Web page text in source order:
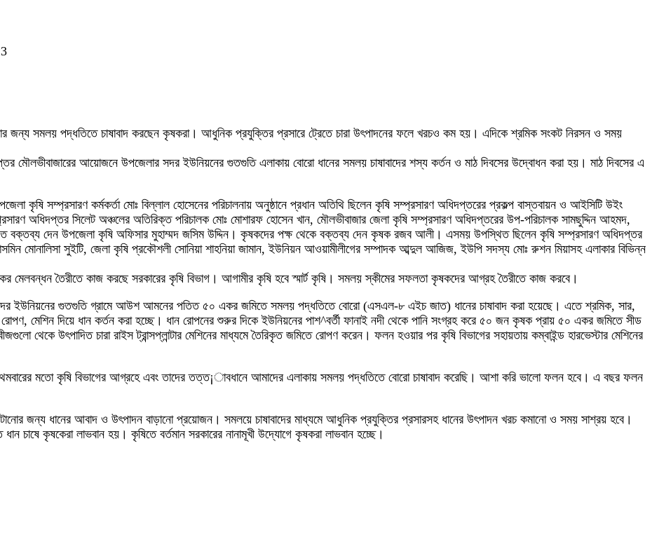
জন্য সমলয় পদ্ধতিতে চাষাবাদ করছেন কৃষকরা। আধুনিক প্রযুক্তির প্রসারে ট্রেতে চারা উৎপাদনের ফলে খরচও কম হয়। এদিকে শ্রমিক সংকট নিরসন ও সময়
মৌলভীবাজারের আয়োজনে উপজেলার সদর ইউনিয়নের গুতগুতি এলাকায় বোরো ধানের সমলয় চাষাবাদের শস্য কর্তন ও মাঠ দিবসের উদ্বোধন করা হয়। মাঠ দিবসের এ
কৃষি সম্প্রসারণ কর্মকর্তা মোঃ বিল্লাল হোসেনের পরিচালনায় অনুষ্ঠানে প্রধান অতিথি ছিলেন কৃষি সম্প্রসারণ অধিদপ্তরের প্রকল্প বাস্তবায়ন ও আইসিটি উইং
অধিদপ্তর সিলেট অঞ্চলের অতিরিক্ত পরিচালক মোঃ মোশারফ হোসেন খান, মৌলভীবাজার জেলা কৃষি সম্প্রসারণ অধিদপ্তরের উপ-পরিচালক সামছুদ্দিন আহমদ,
বক্তব্য দেন উপজেলা কৃষি অফিসার মুহাম্মদ জসিম উদ্দিন। কৃষকদের পক্ষ থেকে বক্তব্য দেন কৃষক রজব আলী। এসময় উপস্থিত ছিলেন কৃষি সম্প্রসারণ অধিদপ্তর
মোনালিসা সুইটি, জেলা কৃষি প্রকৌশলী সোনিয়া শাহনিয়া জামান, ইউনিয়ন আওয়ামীলীগের সম্পাদক আব্দুল আজিজ, ইউপি সদস্য মোঃ রুশন মিয়াসহ এলাকার বিভিন্ন
মেলবন্ধন তৈরীতে কাজ করছে সরকারের কৃষি বিভাগ। আগামীর কৃষি হবে স্মার্ট কৃষি। সমলয় স্কীমের সফলতা কৃষকদের আগ্রহ তৈরীতে কাজ করবে।
ইউনিয়নের গুতগুতি গ্রামে আউশ আমনের পতিত ৫০ একর জমিতে সমলয় পদ্ধতিতে বোরো (এসএল-৮ এইচ জাত) ধানের চাষাবাদ করা হয়েছে। এতে শ্রমিক, সার,
রোপণ, মেশিন দিয়ে ধান কর্তন করা হচ্ছে। ধান রোপনের শুরুর দিকে ইউনিয়নের পাশ^বর্তী ফানাই নদী থেকে পানি সংগ্রহ করে ৫০ জন কৃষক প্রায় ৫০ একর জমিতে সীড
থেকে উৎপাদিত চারা রাইস ট্রান্সপ্লান্টার মেশিনের মাধ্যমে তৈরিকৃত জমিতে রোপণ করেন। ফলন হওয়ার পর কৃষি বিভাগের সহায়তায় কম্বাইন্ড হারভেস্টার মেশিনের
মতো কৃষি বিভাগের আগ্রহে এবং তাদের তত্ত¡াবধানে আমাদের এলাকায় সমলয় পদ্ধতিতে বোরো চাষাবাদ করেছি। আশা করি ভালো ফলন হবে। এ বছর ফলন
জন্য ধানের আবাদ ও উৎপাদন বাড়ানো প্রয়োজন। সমলয়ে চাষাবাদের মাধ্যমে আধুনিক প্রযুক্তির প্রসারসহ ধানের উৎপাদন খরচ কমানো ও সময় সাশ্রয় হবে।
চাষে কৃষকেরা লাভবান হয়। কৃষিতে বর্তমান সরকারের নানামূখী উদ্যোগে কৃষকরা লাভবান হচ্ছে।